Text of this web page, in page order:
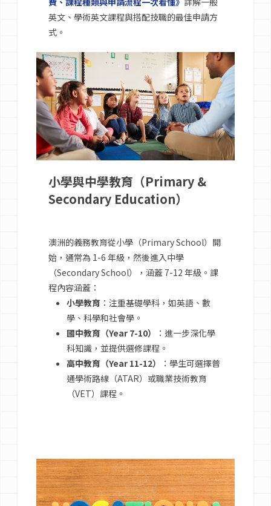
英文、學術英文課程與搭配技職的最佳申請方
式。
小學與中學教育（Primary &
Secondary Education）
澳洲的義務教育從小學（Primary School）開
始，通常為 1-6 年級，然後進入中學
（Secondary School），涵蓋 7-12 年級。課
程內容涵蓋：
小學教育 ：注重基礎學科，如英語、數
學、科學和社會學。
國中教育（Year 7-10）
：進一步深化學
科知識，並提供選修課程。
高中教育（Year 11-12）
：學生可選擇普
通學術路線（ATAR）或職業技術教育
（VET）課程。